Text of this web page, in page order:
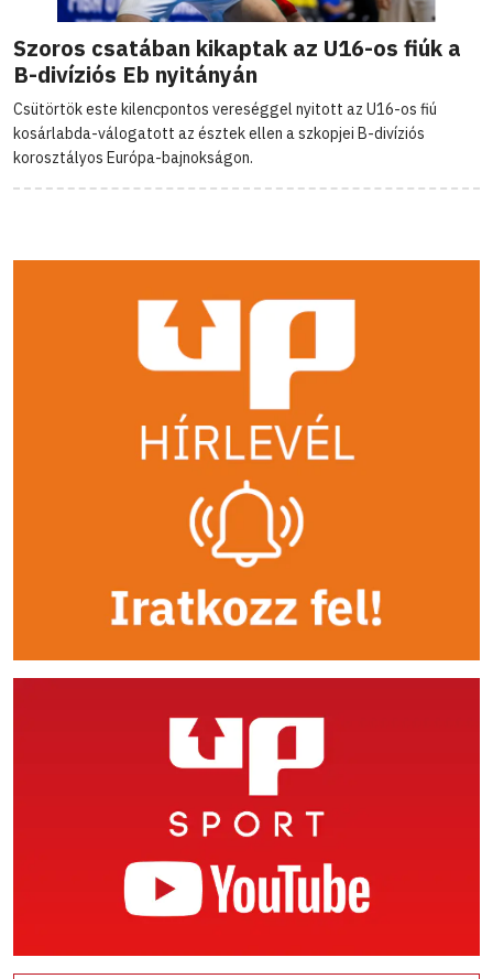
Szoros csatában kikaptak az U16-os fiúk a
B-divíziós Eb nyitányán
Csütörtök este kilencpontos vereséggel nyitott az U16-os fiú
kosárlabda-válogatott az észtek ellen a szkopjei B-divíziós
korosztályos Európa-bajnokságon.